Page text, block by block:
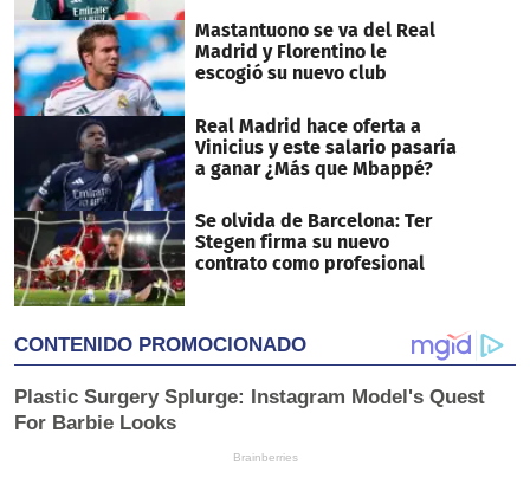
Mastantuono se va del Real
Madrid y Florentino le
escogió su nuevo club
Real Madrid hace oferta a
Vinicius y este salario pasaría
a ganar ¿Más que Mbappé?
Se olvida de Barcelona: Ter
Stegen firma su nuevo
contrato como profesional